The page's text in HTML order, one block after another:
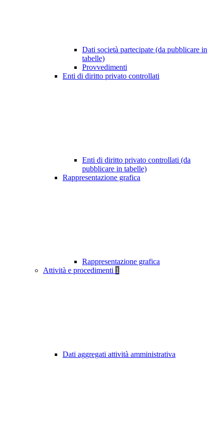
Dati società partecipate (da pubblicare in
tabelle)
Provvedimenti
Enti di diritto privato controllati
Enti di diritto privato controllati (da
pubblicare in tabelle)
Rappresentazione grafica
Rappresentazione grafica
Attività e procedimenti 1
Dati aggregati attività amministrativa